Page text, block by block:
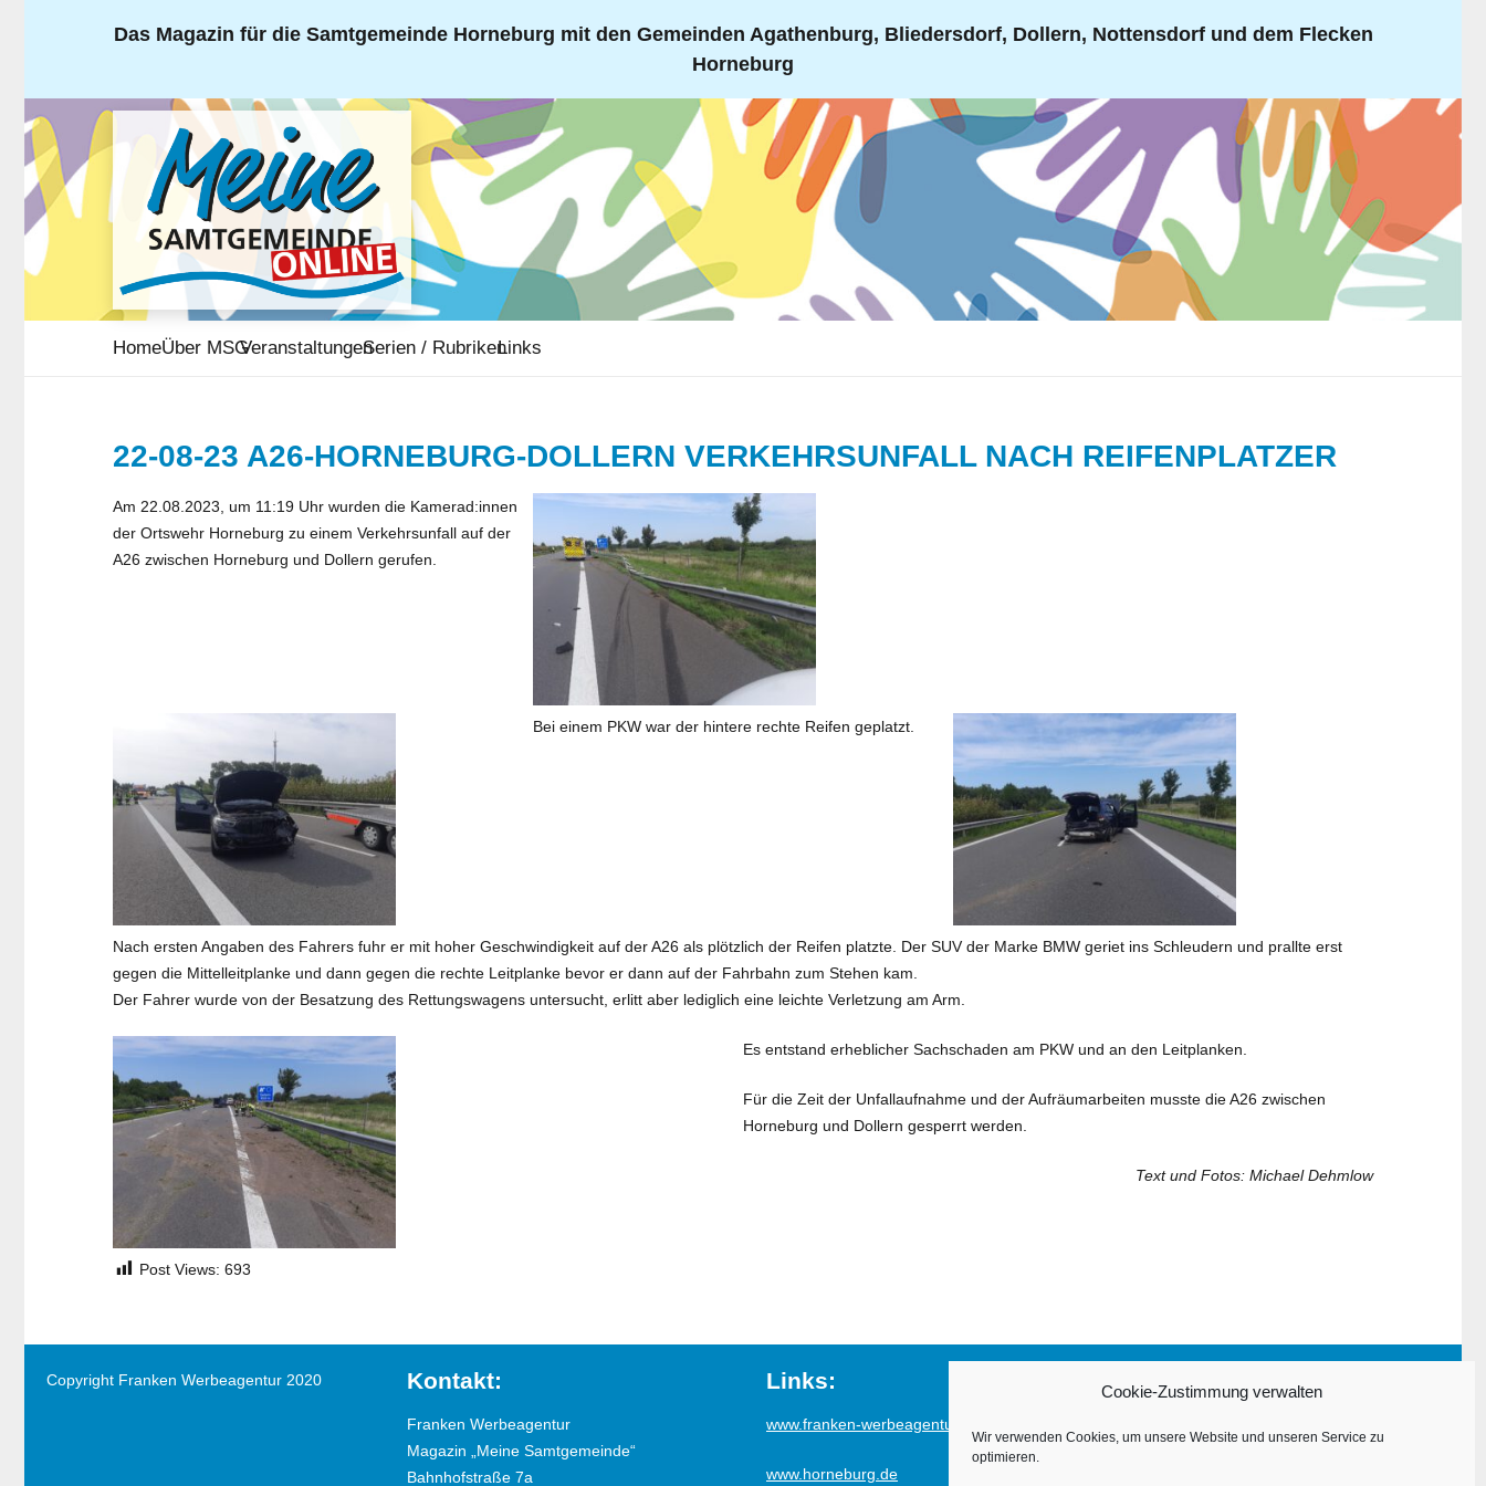
Cookie-Zustimmung verwalten
Wir verwenden Cookies, um unsere Website und unseren Service zu
optimieren.
Das Magazin für die Samtgemeinde Horneburg mit den Gemeinden Agathenburg, Bliedersdorf, Dollern, Nottensdorf und dem Flecken
Horneburg
HomeÜber MSGVeranstaltungenSerien / RubrikenLinks
22-08-23 A26-HORNEBURG-DOLLERN VERKEHRSUNFALL NACH REIFENPLATZER
Am 22.08.2023, um 11:19 Uhr wurden die Kamerad:innen
der Ortswehr Horneburg zu einem Verkehrsunfall auf der
A26 zwischen Horneburg und Dollern gerufen.
Bei einem PKW war der hintere rechte Reifen geplatzt.
Nach ersten Angaben des Fahrers fuhr er mit hoher Geschwindigkeit auf der A26 als plötzlich der Reifen platzte. Der SUV der Marke BMW geriet ins Schleudern und prallte erst
gegen die Mittelleitplanke und dann gegen die rechte Leitplanke bevor er dann auf der Fahrbahn zum Stehen kam.
Der Fahrer wurde von der Besatzung des Rettungswagens untersucht, erlitt aber lediglich eine leichte Verletzung am Arm.
Es entstand erheblicher Sachschaden am PKW und an den Leitplanken.
Für die Zeit der Unfallaufnahme und der Aufräumarbeiten musste die A26 zwischen
Horneburg und Dollern gesperrt werden.
Text und Fotos: Michael Dehmlow
Post Views: 693
Copyright Franken Werbeagentur 2020 Kontakt:
Franken Werbeagentur
Magazin „Meine Samtgemeinde“
Bahnhofstraße 7a
Links:
www.franken-werbeagentur.de
www.horneburg.de
Datenschutzerklärung